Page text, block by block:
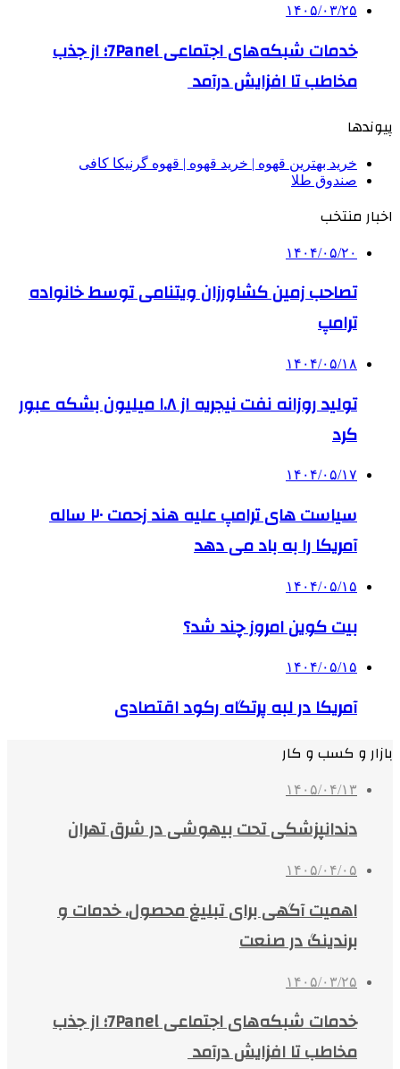
۱۴۰۵/۰۳/۲۵
خدمات شبکه‌های اجتماعی 7Panel؛ از جذب
مخاطب تا افزایش درآمد
پیوندها
خرید بهترین قهوه | خرید قهوه | قهوه گرنیکا کافی
صندوق طلا
اخبار منتخب
۱۴۰۴/۰۵/۲۰
تصاحب زمین کشاورزان ویتنامی توسط خانواده
ترامپ
۱۴۰۴/۰۵/۱۸
تولید روزانه نفت نیجریه از ۱.۸ میلیون بشکه عبور
کرد
۱۴۰۴/۰۵/۱۷
سیاست های ترامپ علیه هند زحمت ۲۰ ساله
آمریکا را به باد می دهد
۱۴۰۴/۰۵/۱۵
بیت کوین امروز چند شد؟
۱۴۰۴/۰۵/۱۵
آمریکا در لبه پرتگاه رکود اقتصادی
بازار و کسب و کار
۱۴۰۵/۰۴/۱۳
دندانپزشکی تحت بیهوشی در شرق تهران
۱۴۰۵/۰۴/۰۵
اهمیت آگهی برای تبلیغ محصول، خدمات و
برندینگ در صنعت
۱۴۰۵/۰۳/۲۵
خدمات شبکه‌های اجتماعی 7Panel؛ از جذب
مخاطب تا افزایش درآمد